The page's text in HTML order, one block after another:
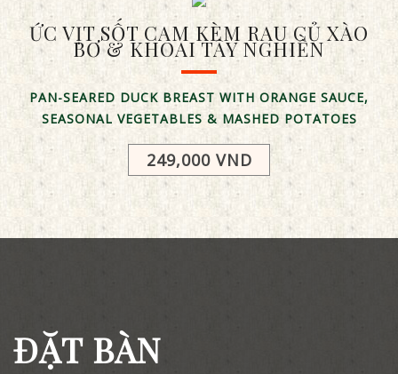
ỨC VỊT SỐT CAM KÈM RAU CỦ XÀO
BƠ & KHOAI TÂY NGHIỀN
PAN-SEARED DUCK BREAST WITH ORANGE SAUCE,
SEASONAL VEGETABLES & MASHED POTATOES
249,000 VND
ĐẶT BÀN